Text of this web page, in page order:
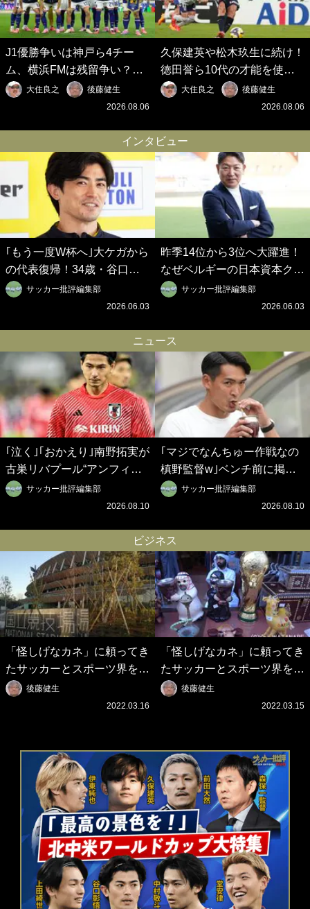
J1優勝争いは神戸ら4チー
ム、横浜FMは残留争い？大
混戦のJ2はRB大宮に注目！
歴代最強の日本代表をJリー
の秋春制｣の大激論】(6)
大住良之
後藤健生
2026.08.06
久保建英や松木玖生に続け！
徳田誉ら10代の才能を使い
切れないJクラブの課題と、
｢0円欧州移籍｣撲滅への処方
春制｣の大激論】(5)
大住良之
後藤健生
2026.08.06
インタビュー
｢もう一度W杯へ｣大ケガから
の代表復帰！34歳・谷口彰
悟の奇跡を支えた日本資本の
ベルギークラブ、次なる野望
ロイデン立石敬之CEOの世
界戦略】(2)
サッカー批評編集部
2026.06.03
昨季14位から3位へ大躍進！
なぜベルギーの日本資本クラ
ブは創設102年目に歴史的快
挙を成し遂げられたのか？
之CEOの世界戦略】(1)
サッカー批評編集部
2026.06.03
ニュース
｢泣く｣｢おかえり｣南野拓実が
古巣リバプール“アンフィー
ルド帰還”特別映像が感動
的！｢僕も彼が大好きだった｣
サッカー批評編集部
2026.08.10
｢マジでなんちゅー作戦なの
槙野監督w｣ベンチ前に掲げ
られた｢マテ茶｣｢白い犬｣｢爆
弾｣｢合コン｣のイラスト入り
｢想像よりデカくて吹いた｣
サッカー批評編集部
2026.08.10
ビジネス
「怪しげなカネ」に頼ってき
たサッカーとスポーツ界を待
つ未来(4)スポーツを「持続
可能」にする「真の投資」の
後藤健生
2022.03.16
「怪しげなカネ」に頼ってき
たサッカーとスポーツ界を待
つ未来(3)「ロシアン・マネ
ー」に続く中東の「オイルマ
後藤健生
2022.03.15